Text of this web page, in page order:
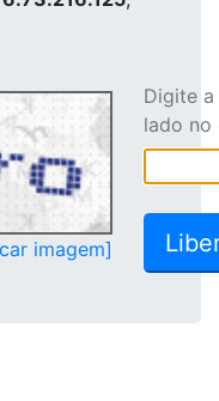
imagem]
Digite
lado no